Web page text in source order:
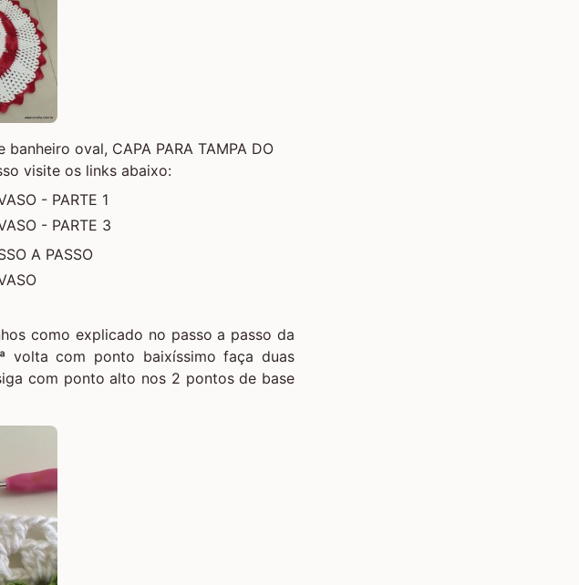
oval, CAPA PARA TAMPA DO
visite os links abaixo:
- PARTE 1
- PARTE 3
A PASSO
como explicado no passo a passo da
com ponto baixíssimo faça duas
com ponto alto nos 2 pontos de base